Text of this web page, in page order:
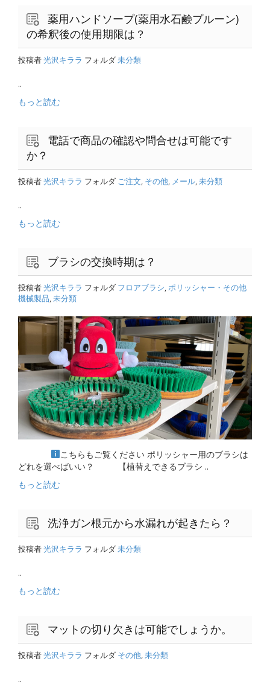
薬用ハンドソープ(薬用水石鹸プルーン)
の希釈後の使用期限は？
投稿者光沢キララ フォルダ未分類
..
もっと読む
電話で商品の確認や問合せは可能です
か？
投稿者光沢キララ フォルダ ご注文, その他, メール,未分類
..
もっと読む
ブラシの交換時期は？
投稿者光沢キララ フォルダ フロアブラシ,ポリッシャー・その他
機械製品,未分類
こちらもご覧ください ポリッシャー用のブラシは
どれを選べばいい？ 【植替えできるブラシ ..
もっと読む
洗浄ガン根元から水漏れが起きたら？
投稿者光沢キララ フォルダ未分類
..
もっと読む
マットの切り欠きは可能でしょうか。
投稿者光沢キララ フォルダ その他,未分類
..